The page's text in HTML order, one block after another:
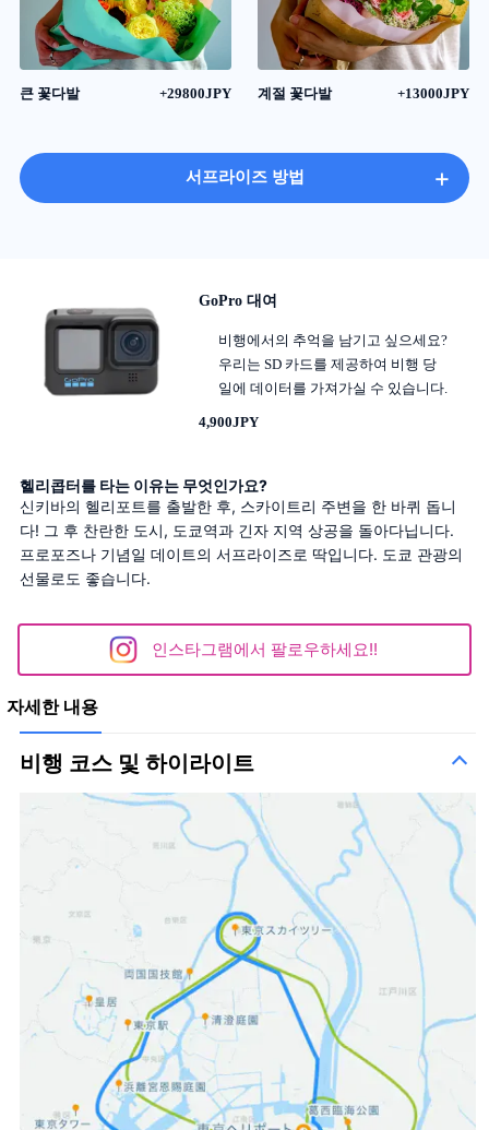
큰 꽃다발 +29800JPY 계절 꽃다발 +13000JPY
서프라이즈 방법 +
GoPro 대여
비행에서의 추억을 남기고 싶으세요?
우리는 SD 카드를 제공하여 비행 당
일에 데이터를 가져가실 수 있습니다.
4,900JPY
헬리콥터를 타는 이유는 무엇인가요?
신키바의 헬리포트를 출발한 후, 스카이트리 주변을 한 바퀴 돕니
다! 그 후 찬란한 도시, 도쿄역과 긴자 지역 상공을 돌아다닙니다.
프로포즈나 기념일 데이트의 서프라이즈로 딱입니다. 도쿄 관광의
선물로도 좋습니다.
인스타그램에서 팔로우하세요!!
자세한 내용
비행 코스 및 하이라이트